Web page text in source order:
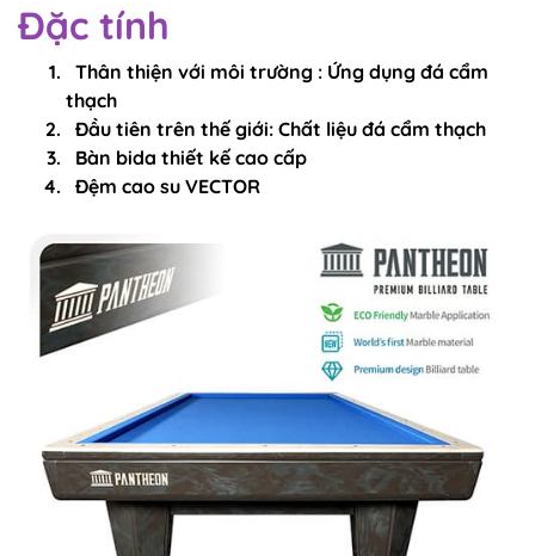
Đặc tính
Thân thiện với môi trường : Ứng dụng đá cẩm
thạch
Đầu tiên trên thế giới: Chất liệu đá cẩm thạch
Bàn bida thiết kế cao cấp
Đệm cao su VECTOR